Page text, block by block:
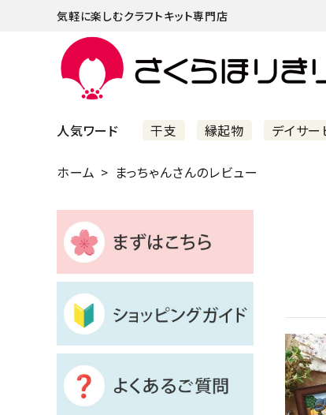
気軽に楽しむクラフトキット専門店
人気ワード 干支 縁起物 デイサー
まずはこちら
ショッピングガイド
よくあるご質問
すべての商品
新着商品
診断チャート
ホーム まっちゃんさんのレビュー